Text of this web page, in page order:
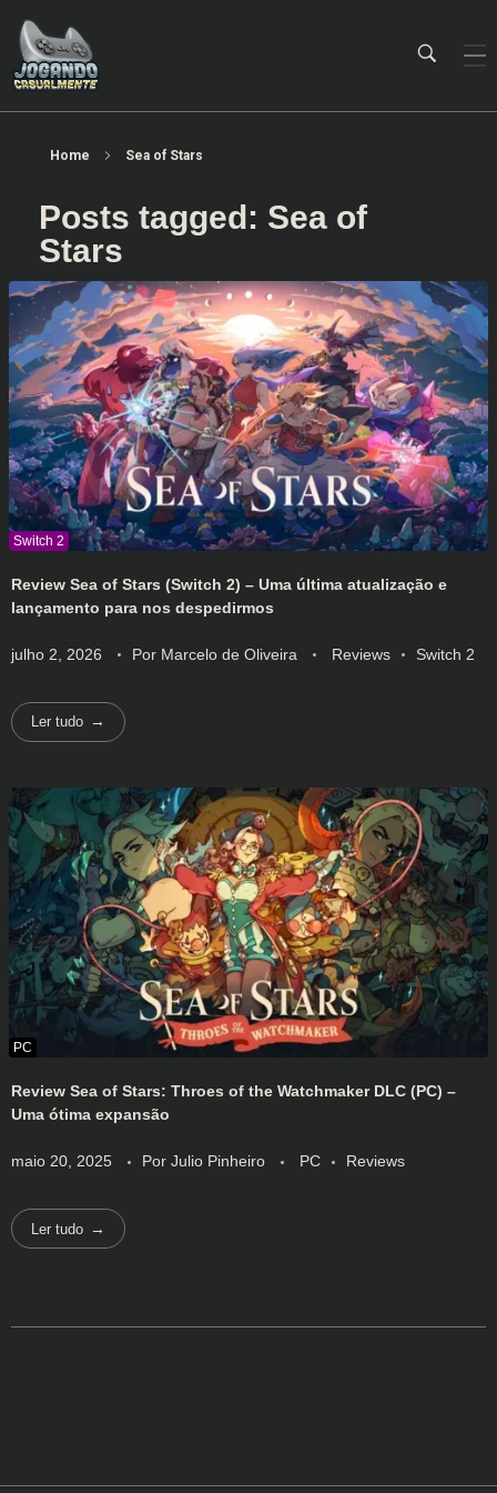
Home Sea of Stars
Posts tagged: Sea of
Stars
Review Sea of Stars (Switch 2) – Uma última atualização e
lançamento para nos despedirmos
julho 2, 2026 Por Marcelo de Oliveira Reviews Switch 2
Ler tudo
Review Sea of Stars: Throes of the Watchmaker DLC (PC) –
Uma ótima expansão
maio 20, 2025 Por Julio Pinheiro PC Reviews
Ler tudo